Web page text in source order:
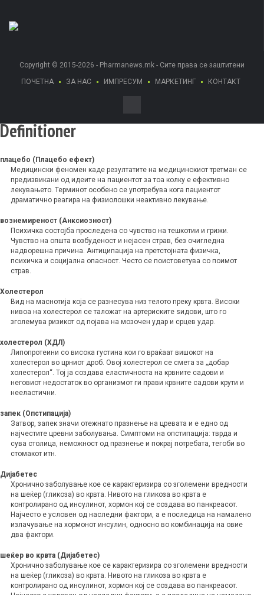
Copyright © 2015-2026 - Pharmanews.mk - Сите права се заштитени
ПОЧЕТНА
ЗА НАС ИМПРЕСУМ МАРКЕТИНГ КОНТАКТ
Definitioner
плацебо (Плацебо ефект)
Mедицински феномен каде резултатите на медицинскиот третман се
предизвикани од идеите на пациентот за тоа колку е ефективно
лекувањето. Терминот особено се употребува кога пациентот
драматично реагира на физиолошки неактивно лекување.
вознемиреност (Анксиозност)
Психичка состојба проследена со чувство на тешкотии и грижи.
Чувство на општа возбуденост и нејасен страв, без очигледна
надворешна причина. Антиципација на претстојната физичка,
психичка и социјална опасност. Често се поистоветува со поимот
страв.
Холестерол
Вид на маснотија која се разнесува низ телото преку крвта. Високи
нивоа на холестерол се таложат на артериските ѕидови, што го
зголемува ризикот од појава на мозочен удар и срцев удар.
холестерол (ХДЛ)
Липопротеини со висока густина кои го враќаат вишокот на
холестерол во црниот дроб. Овој холестерол се смета за „добар
холестерол“. Тој ја создава еластичноста на крвните садови и
неговиот недостаток во организмот ги прави крвните садови крути и
нееластични.
запек (Опстипација)
Затвор, запек значи отежнато празнење на цревата и е едно од
најчестите цревни заболувања. Симптоми на опстипација: тврда и
сува столица, неможност од празнење и покрај потребата, тегоби во
стомакот итн.
Дијабетес
Хронично заболување кое се карактеризира со зголемени вредности
на шеќер (гликоза) во крвта. Нивото на гликоза во крвта е
контролирано од инсулинот, хормон кој се создава во панкреасот.
Најчесто е условен од наследни фактори, а е последица на намалено
излачување на хормонот инсулин, односно во комбинација на овие
два фактори.
шеќер во крвта (Дијабетес)
Хронично заболување кое се карактеризира со зголемени вредности
на шеќер (гликоза) во крвта. Нивото на гликоза во крвта е
контролирано од инсулинот, хормон кој се создава во панкреасот.